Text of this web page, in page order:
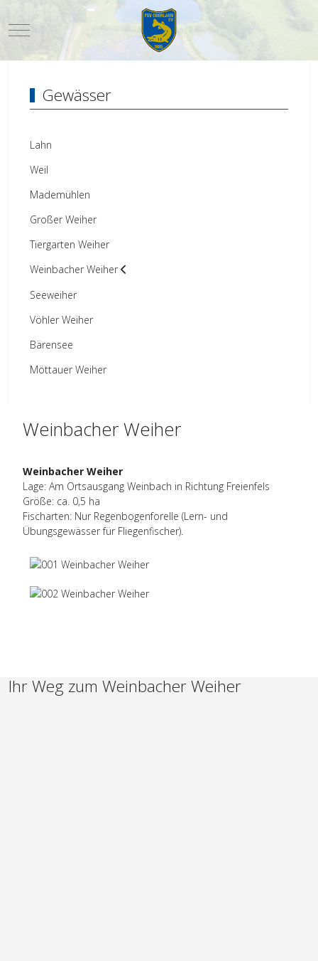
Mobile Menu Toggle
Gewässer
Lahn
Weil
Mademühlen
Großer Weiher
Tiergarten Weiher
Weinbacher Weiher
Seeweiher
Vöhler Weiher
Bärensee
Möttauer Weiher
Weinbacher Weiher
Weinbacher Weiher
Lage: Am Ortsausgang Weinbach in Richtung Freienfels
Größe: ca. 0,5 ha
Fischarten: Nur Regenbogenforelle (Lern- und
Übungsgewässer für Fliegenfischer).
Ihr Weg zum Weinbacher Weiher